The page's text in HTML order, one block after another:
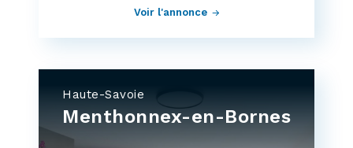
Voir l'annonce
Haute-Savoie
Menthonnex-en-Bornes